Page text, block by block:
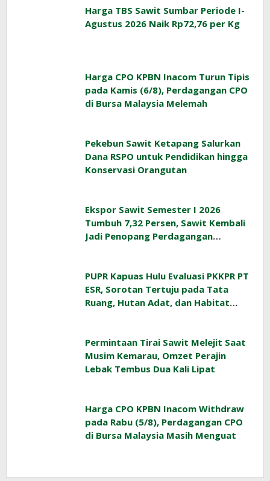
Harga TBS Sawit Sumbar Periode I-
Agustus 2026 Naik Rp72,76 per Kg
Harga CPO KPBN Inacom Turun Tipis
pada Kamis (6/8), Perdagangan CPO
di Bursa Malaysia Melemah
Pekebun Sawit Ketapang Salurkan
Dana RSPO untuk Pendidikan hingga
Konservasi Orangutan
Ekspor Sawit Semester I 2026
Tumbuh 7,32 Persen, Sawit Kembali
Jadi Penopang Perdagangan
PUPR Kapuas Hulu Evaluasi PKKPR PT
ESR, Sorotan Tertuju pada Tata
Ruang, Hutan Adat, dan Habitat
Permintaan Tirai Sawit Melejit Saat
Musim Kemarau, Omzet Perajin
Lebak Tembus Dua Kali Lipat
Harga CPO KPBN Inacom Withdraw
pada Rabu (5/8), Perdagangan CPO
di Bursa Malaysia Masih Menguat